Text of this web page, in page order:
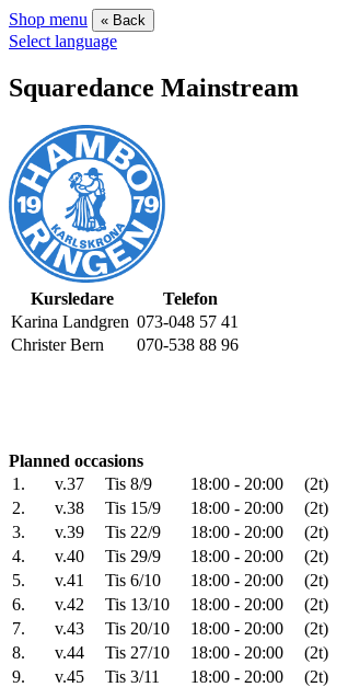
Shop menu « Back
Select language
Squaredance Mainstream
Kursledare
Telefon
Karina Landgren 073-048 57 41
Christer Bern
070-538 88 96
Planned occasions
1.
v.37 Tis 8/9 18:00 - 20:00 (2t)
2.
v.38 Tis 15/9 18:00 - 20:00 (2t)
3.
v.39 Tis 22/9 18:00 - 20:00 (2t)
4.
v.40 Tis 29/9 18:00 - 20:00 (2t)
5.
v.41 Tis 6/10 18:00 - 20:00 (2t)
6.
v.42 Tis 13/10 18:00 - 20:00 (2t)
7.
v.43 Tis 20/10 18:00 - 20:00 (2t)
8.
v.44 Tis 27/10 18:00 - 20:00 (2t)
9.
v.45 Tis 3/11 18:00 - 20:00 (2t)